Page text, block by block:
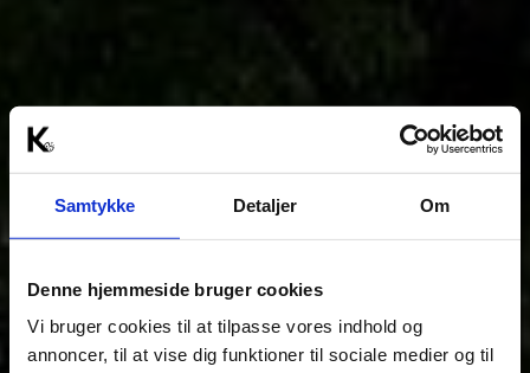
Samtykke Detaljer Om
Denne hjemmeside bruger cookies
Vi bruger cookies til at tilpasse vores indhold og
annoncer, til at vise dig funktioner til sociale medier og til